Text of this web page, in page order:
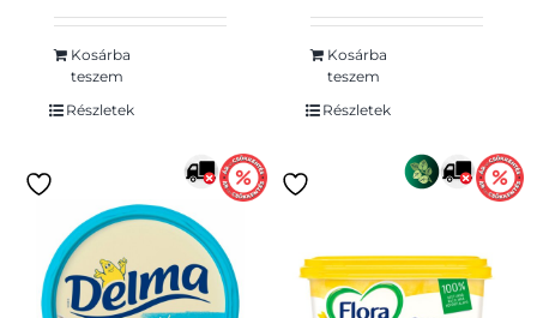
Kosárba
teszem
Részletek
Kosárba
teszem
Részletek